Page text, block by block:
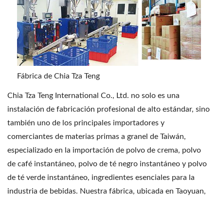
Fábrica de Chia Tza Teng
Chia Tza Teng International Co., Ltd. no solo es una
instalación de fabricación profesional de alto estándar, sino
también uno de los principales importadores y
comerciantes de materias primas a granel de Taiwán,
especializado en la importación de polvo de crema, polvo
de café instantáneo, polvo de té negro instantáneo y polvo
de té verde instantáneo, ingredientes esenciales para la
industria de bebidas. Nuestra fábrica, ubicada en Taoyuan,